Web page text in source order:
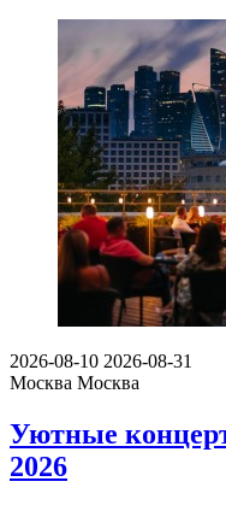
2026-08-10 2026-08-31
Москва Москва
Уютные
2026